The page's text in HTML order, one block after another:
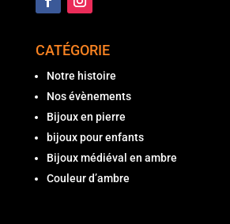
CATÉGORIE
Notre histoire
Nos évènements
Bijoux en pierre
bijoux pour enfants
Bijoux médiéval en ambre
Couleur d’ambre